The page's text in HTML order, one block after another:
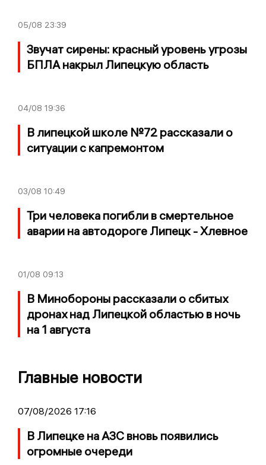
05/08 23:39
Звучат сирены: красный уровень угрозы
БПЛА накрыл Липецкую область
04/08 19:36
В липецкой школе №72 рассказали о
ситуации с капремонтом
03/08 10:49
Три человека погибли в смертельное
аварии на автодороге Липецк - Хлевное
01/08 09:13
В Минобороны рассказали о сбитых
дронах над Липецкой областью в ночь
на 1 августа
Главные новости
07/08/2026 17:16
В Липецке на АЗС вновь появились
огромные очереди